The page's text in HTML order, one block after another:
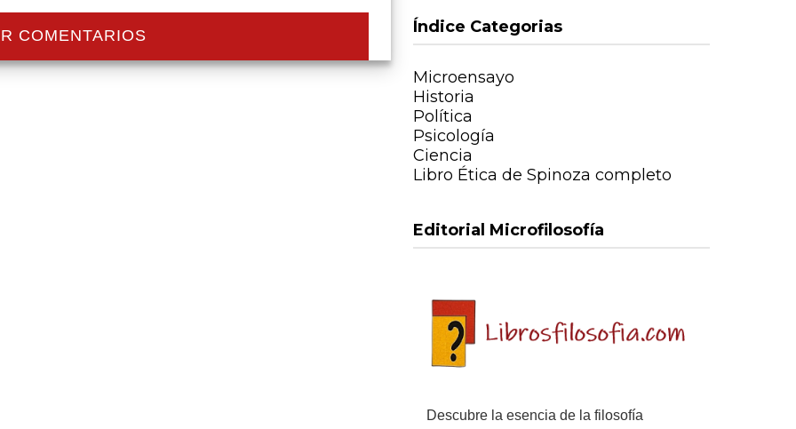
COMENTARIOS Índice Categorias
Microensayo
Historia
Política
Psicología
Ciencia
Libro Ética de Spinoza completo
Editorial Microfilosofía
Descubre la esencia de la filosofía